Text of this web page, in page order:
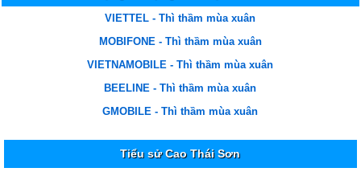
VIETTEL - Thì thầm mùa xuân
MOBIFONE - Thì thầm mùa xuân
VIETNAMOBILE - Thì thầm mùa xuân
BEELINE - Thì thầm mùa xuân
GMOBILE - Thì thầm mùa xuân
Tiểu sử Cao Thái Sơn